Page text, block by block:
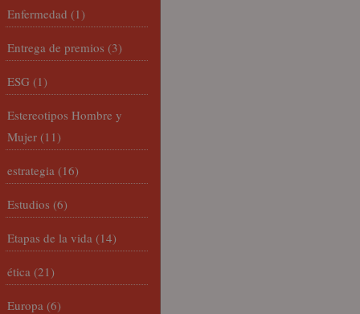
Enfermedad (1)
Entrega de premios (3)
ESG (1)
Estereotipos Hombre y
Mujer (11)
estrategia (16)
Estudios (6)
Etapas de la vida (14)
ética (21)
Europa (6)